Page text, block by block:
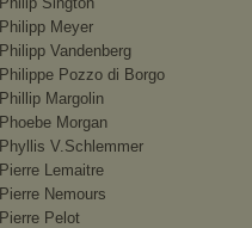
Philipp Meyer
Philipp Vandenberg
Philippe Pozzo di Borgo
Phillip Margolin
Phoebe Morgan
Phyllis V.Schlemmer
Pierre Lemaitre
Pierre Nemours
Pierre Pelot